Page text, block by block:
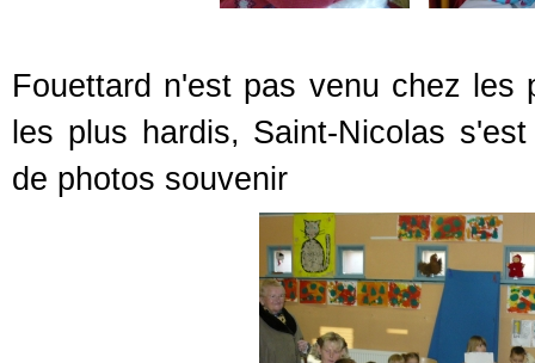
Fouettard n'est pas venu chez les
les plus hardis, Saint-Nicolas
de photos souvenir